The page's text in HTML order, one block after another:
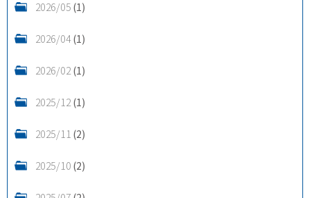
2026/05(1)
2026/04(1)
2026/02(1)
2025/12(1)
2025/11(2)
2025/10(2)